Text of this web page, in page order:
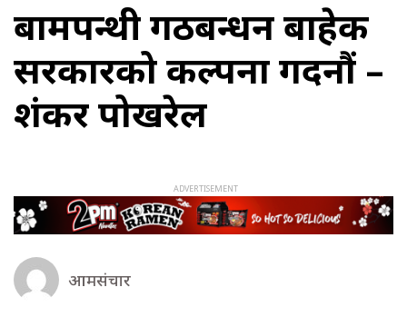
बामपन्थी गठबन्धन बाहेक
सरकारको कल्पना गर्दैनौं –
शंकर पोखरेल
आमसंचार